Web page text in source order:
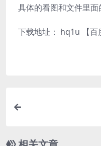
具体的看图和文件里面
下载地址： hq1u 【